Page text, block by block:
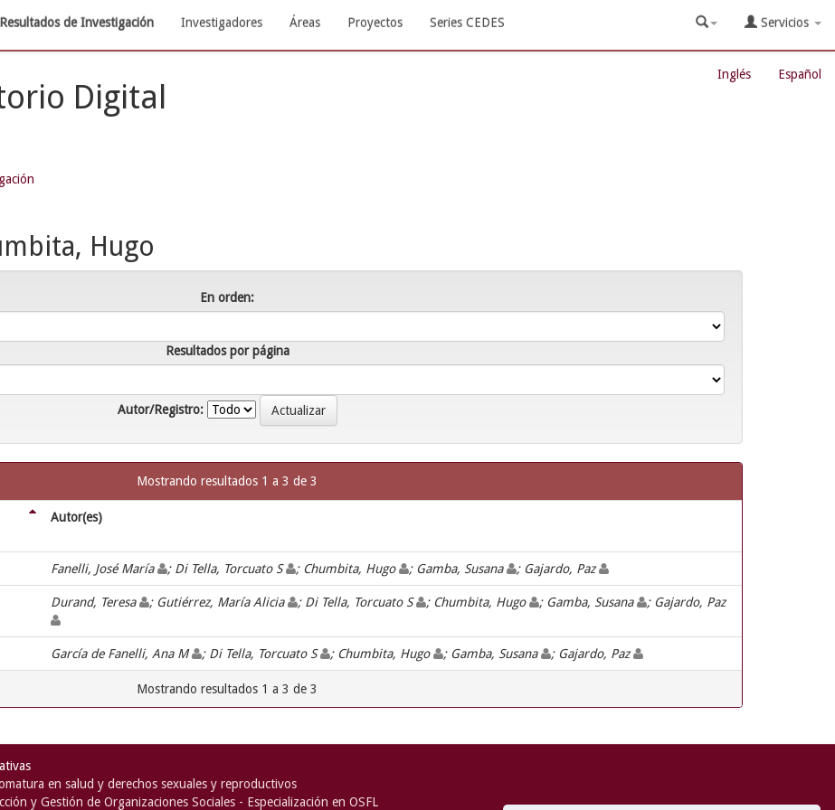
Resultados de Investigación Investigadores Áreas Proyectos Series CEDES Servicios
Inglés Español
Digital
Hugo
En orden:
Resultados por página
Autor/Registro:
Mostrando resultados 1 a 3 de 3
Autor(es)
Fanelli, José María ; Di Tella, Torcuato S ; Chumbita, Hugo ; Gamba, Susana ; Gajardo, Paz
Durand, Teresa ; Gutiérrez, María Alicia ; Di Tella, Torcuato S ; Chumbita, Hugo ; Gamba, Susana ; Gajardo, Paz
García de Fanelli, Ana M ; Di Tella, Torcuato S ; Chumbita, Hugo ; Gamba, Susana ; Gajardo, Paz
Mostrando resultados 1 a 3 de 3
en salud y derechos sexuales y reproductivos
y Gestión de Organizaciones Sociales - Especialización en OSFL